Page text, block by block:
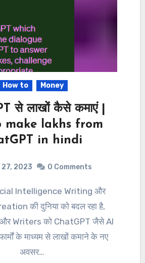
How to Money
से लाखों कैसे कमाएं |
make lakhs from
in hindi
27, 2023 0 Comments
की दुनिया को बदल रहा है,
Writers को ChatGPT जैसे AI
के माध्यम से लाखों कमाने के नए
अवसर…